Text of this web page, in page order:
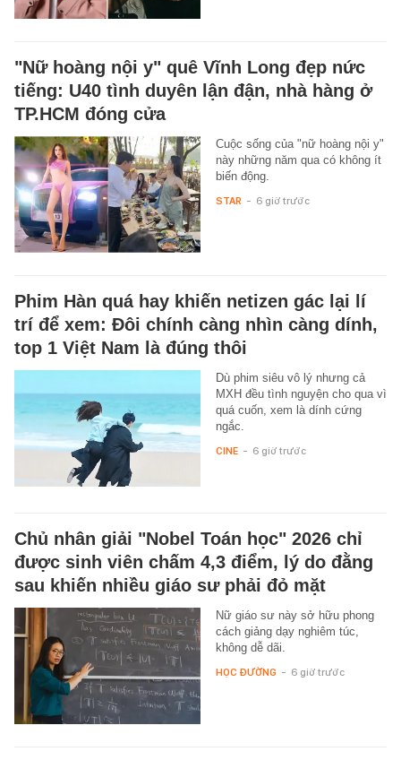
"Nữ hoàng nội y" quê Vĩnh Long đẹp nức
tiếng: U40 tình duyên lận đận, nhà hàng ở
TP.HCM đóng cửa
Cuộc sống của "nữ hoàng nội y"
này những năm qua có không ít
biến động.
STAR - 6 giờ trước
Phim Hàn quá hay khiến netizen gác lại lí
trí để xem: Đôi chính càng nhìn càng dính,
top 1 Việt Nam là đúng thôi
Dù phim siêu vô lý nhưng cả
MXH đều tình nguyện cho qua vì
quá cuốn, xem là dính cứng
ngắc.
CINE - 6 giờ trước
Chủ nhân giải "Nobel Toán học" 2026 chỉ
được sinh viên chấm 4,3 điểm, lý do đằng
sau khiến nhiều giáo sư phải đỏ mặt
Nữ giáo sư này sở hữu phong
cách giảng dạy nghiêm túc,
không dễ dãi.
HỌC ĐƯỜNG - 6 giờ trước